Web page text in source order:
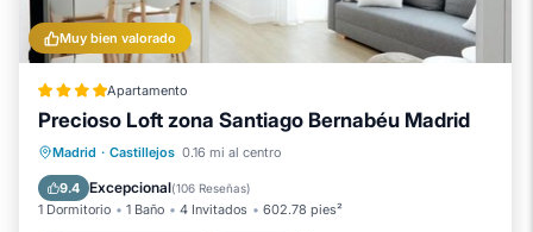
Muy bien valorado
Apartamento
Precioso Loft zona Santiago Bernabéu Madrid
Madrid · Castillejos 0.16 mi al centro
9.4 Excepcional(106 Reseñas)
1 Dormitorio 1 Baño 4 Invitados 602.78 pies²
Chimenea/Calefacción
Balcón/Terraza